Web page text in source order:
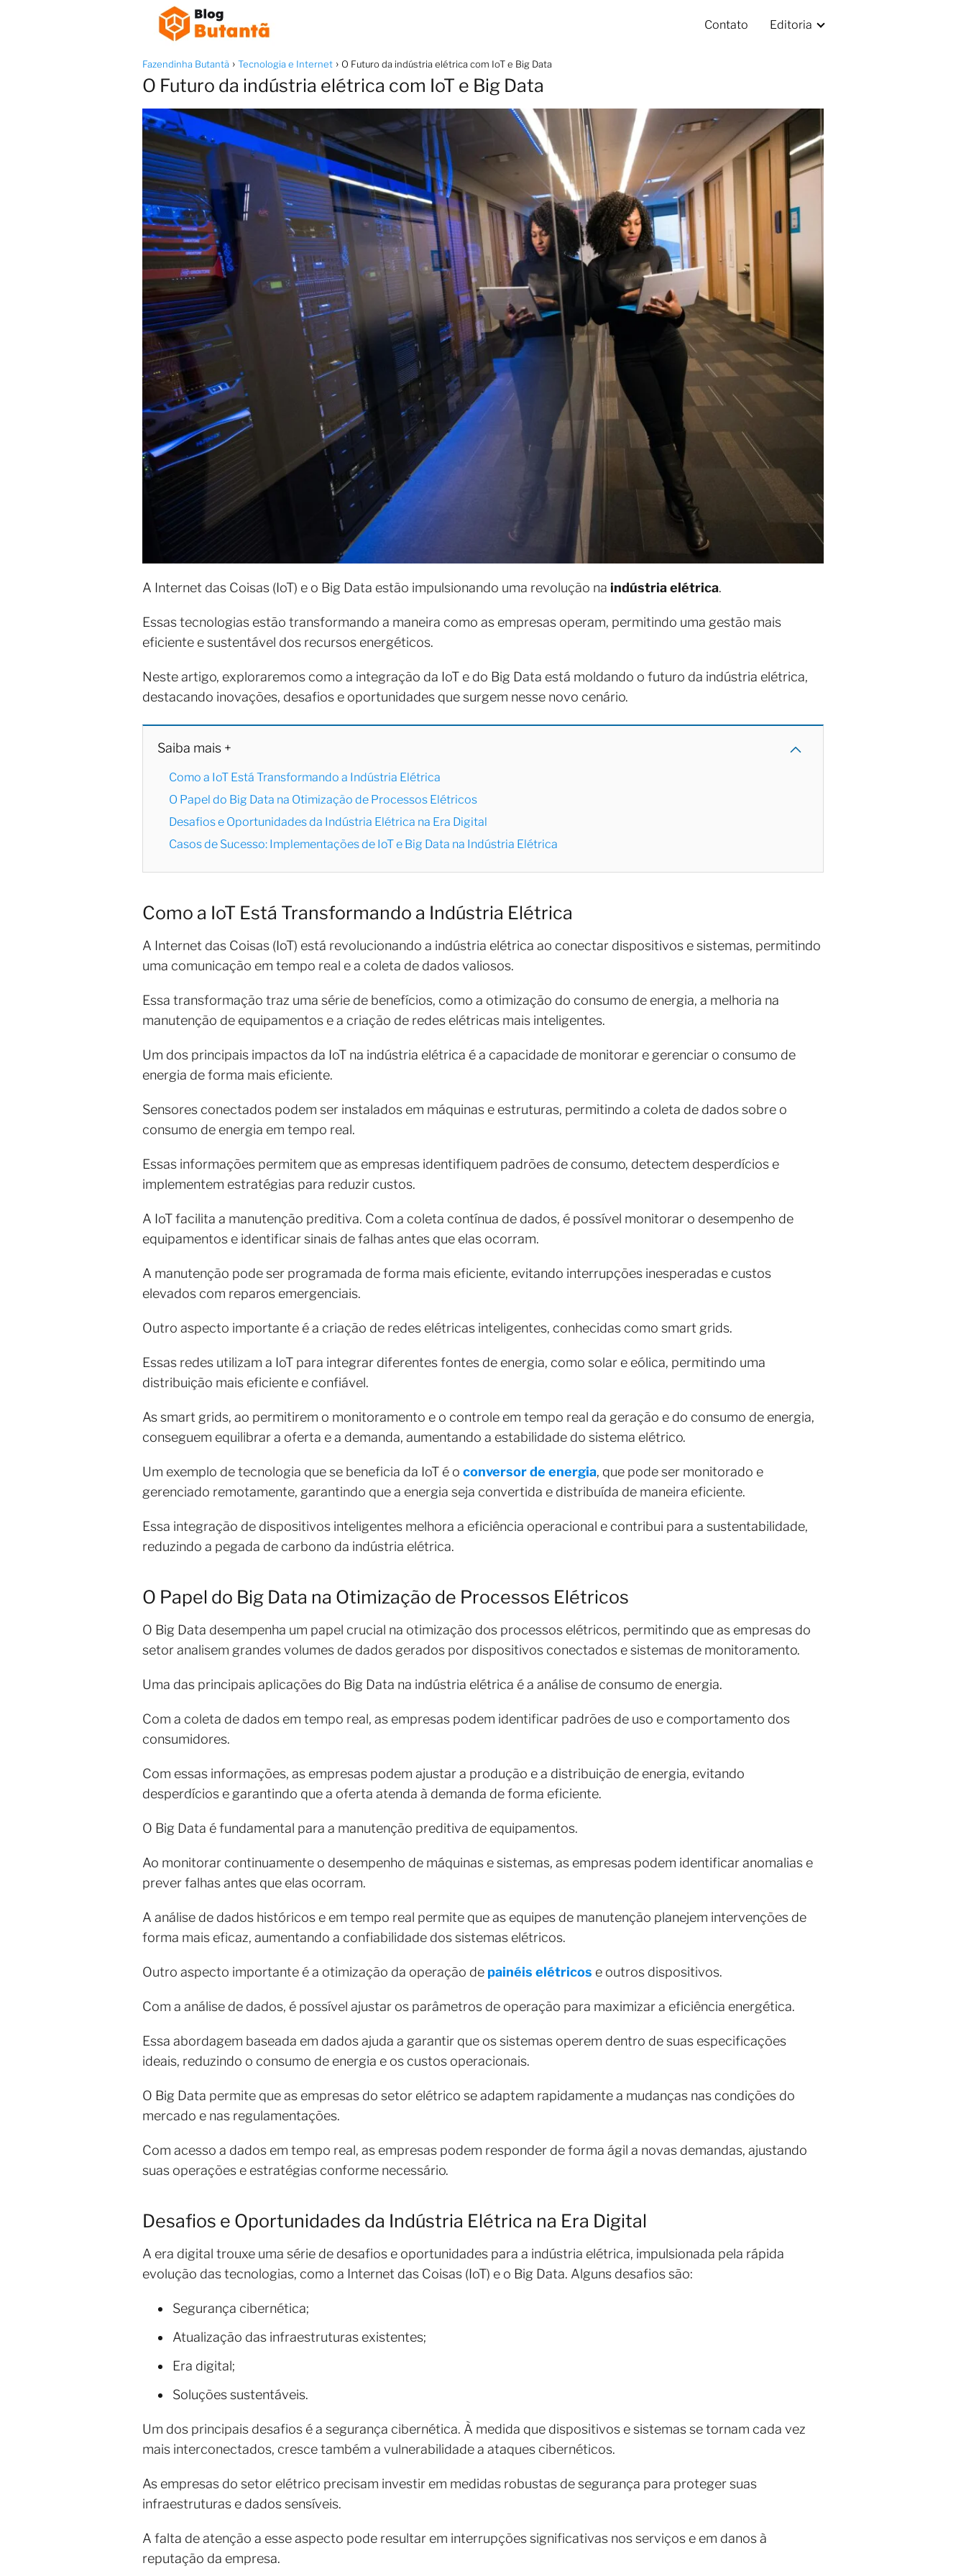
Contato Editoria
Fazendinha Butantã Tecnologia e Internet O Futuro da indústria elétrica com IoT e Big Data
O Futuro da indústria elétrica com IoT e Big Data
A Internet das Coisas (IoT) e o Big Data estão impulsionando uma revolução na indústria elétrica.
Essas tecnologias estão transformando a maneira como as empresas operam, permitindo uma gestão mais
eficiente e sustentável dos recursos energéticos.
Neste artigo, exploraremos como a integração da IoT e do Big Data está moldando o futuro da indústria elétrica,
destacando inovações, desafios e oportunidades que surgem nesse novo cenário.
Saiba mais +
Como a IoT Está Transformando a Indústria Elétrica
O Papel do Big Data na Otimização de Processos Elétricos
Desafios e Oportunidades da Indústria Elétrica na Era Digital
Casos de Sucesso: Implementações de IoT e Big Data na Indústria Elétrica
Como a IoT Está Transformando a Indústria Elétrica
A Internet das Coisas (IoT) está revolucionando a indústria elétrica ao conectar dispositivos e sistemas, permitindo
uma comunicação em tempo real e a coleta de dados valiosos.
Essa transformação traz uma série de benefícios, como a otimização do consumo de energia, a melhoria na
manutenção de equipamentos e a criação de redes elétricas mais inteligentes.
Um dos principais impactos da IoT na indústria elétrica é a capacidade de monitorar e gerenciar o consumo de
energia de forma mais eficiente.
Sensores conectados podem ser instalados em máquinas e estruturas, permitindo a coleta de dados sobre o
consumo de energia em tempo real.
Essas informações permitem que as empresas identifiquem padrões de consumo, detectem desperdícios e
implementem estratégias para reduzir custos.
A IoT facilita a manutenção preditiva. Com a coleta contínua de dados, é possível monitorar o desempenho de
equipamentos e identificar sinais de falhas antes que elas ocorram.
A manutenção pode ser programada de forma mais eficiente, evitando interrupções inesperadas e custos
elevados com reparos emergenciais.
Outro aspecto importante é a criação de redes elétricas inteligentes, conhecidas como smart grids.
Essas redes utilizam a IoT para integrar diferentes fontes de energia, como solar e eólica, permitindo uma
distribuição mais eficiente e confiável.
As smart grids, ao permitirem o monitoramento e o controle em tempo real da geração e do consumo de energia,
conseguem equilibrar a oferta e a demanda, aumentando a estabilidade do sistema elétrico.
Um exemplo de tecnologia que se beneficia da IoT é o conversor de energia, que pode ser monitorado e
gerenciado remotamente, garantindo que a energia seja convertida e distribuída de maneira eficiente.
Essa integração de dispositivos inteligentes melhora a eficiência operacional e contribui para a sustentabilidade,
reduzindo a pegada de carbono da indústria elétrica.
O Papel do Big Data na Otimização de Processos Elétricos
O Big Data desempenha um papel crucial na otimização dos processos elétricos, permitindo que as empresas do
setor analisem grandes volumes de dados gerados por dispositivos conectados e sistemas de monitoramento.
Uma das principais aplicações do Big Data na indústria elétrica é a análise de consumo de energia.
Com a coleta de dados em tempo real, as empresas podem identificar padrões de uso e comportamento dos
consumidores.
Com essas informações, as empresas podem ajustar a produção e a distribuição de energia, evitando
desperdícios e garantindo que a oferta atenda à demanda de forma eficiente.
O Big Data é fundamental para a manutenção preditiva de equipamentos.
Ao monitorar continuamente o desempenho de máquinas e sistemas, as empresas podem identificar anomalias e
prever falhas antes que elas ocorram.
A análise de dados históricos e em tempo real permite que as equipes de manutenção planejem intervenções de
forma mais eficaz, aumentando a confiabilidade dos sistemas elétricos.
Outro aspecto importante é a otimização da operação de painéis elétricos e outros dispositivos.
Com a análise de dados, é possível ajustar os parâmetros de operação para maximizar a eficiência energética.
Essa abordagem baseada em dados ajuda a garantir que os sistemas operem dentro de suas especificações
ideais, reduzindo o consumo de energia e os custos operacionais.
O Big Data permite que as empresas do setor elétrico se adaptem rapidamente a mudanças nas condições do
mercado e nas regulamentações.
Com acesso a dados em tempo real, as empresas podem responder de forma ágil a novas demandas, ajustando
suas operações e estratégias conforme necessário.
Desafios e Oportunidades da Indústria Elétrica na Era Digital
A era digital trouxe uma série de desafios e oportunidades para a indústria elétrica, impulsionada pela rápida
evolução das tecnologias, como a Internet das Coisas (IoT) e o Big Data. Alguns desafios são:
Segurança cibernética;
Atualização das infraestruturas existentes;
Era digital;
Soluções sustentáveis.
Um dos principais desafios é a segurança cibernética. À medida que dispositivos e sistemas se tornam cada vez
mais interconectados, cresce também a vulnerabilidade a ataques cibernéticos.
As empresas do setor elétrico precisam investir em medidas robustas de segurança para proteger suas
infraestruturas e dados sensíveis.
A falta de atenção a esse aspecto pode resultar em interrupções significativas nos serviços e em danos à
reputação da empresa.